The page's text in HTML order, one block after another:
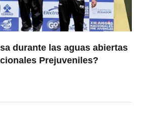
durante las aguas abiertas
Prejuveniles?